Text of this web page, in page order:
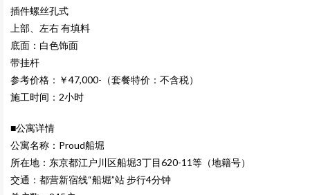
插件螺丝孔式
上部、左右 有填料
底面：白色饰面
带挂杆
参考价格：￥47,000-（套餐特价：不含税）
施工时间：2小时
■公寓详情
公寓名称：Proud船堀
所在地： 东京都江户川区船堀3丁目620-11等（地籍号）
交通：都营新宿线“船堀”站 步行4分钟